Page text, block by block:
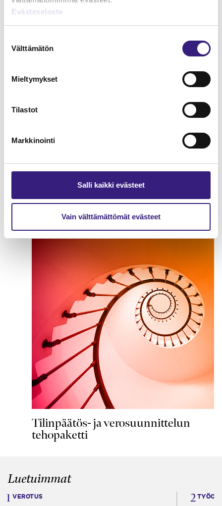
Evästeseloste
valinta
Välttämätön
Mieltymykset
Tilastot
Markkinointi
Salli kaikki evästeet
Vain välttämättömät evästeet
Hankintameno kirjanpidossa ja
verotuksessa
KIRJANPITO
Kirjanpidon kulmakivet
YRITYKSEN TULOVEROTUS
Tilinpäätös- ja verosuunnittelun
tehopaketti
Luetuimmat
VEROTUS